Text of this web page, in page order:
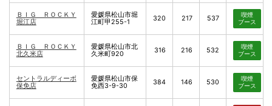
ＢＩＧ ＲＯＣＫＹ
堀江店
愛媛県松山市堀
江町甲255-1
320 217 537
喫煙
ブース
ＢＩＧ ＲＯＣＫＹ
北久米店
愛媛県松山市北
久米町920
316 216 532
喫煙
ブース
セントラルディーボ
保免店
愛媛県松山市保
免西3-9-30
384 146 530
喫煙
ブース